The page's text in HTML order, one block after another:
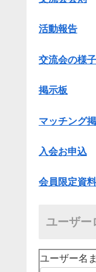
活動報告
交流会の様子
掲示板
マッチング
入会お申込
会員限定資料
ユーザー
ユーザー名